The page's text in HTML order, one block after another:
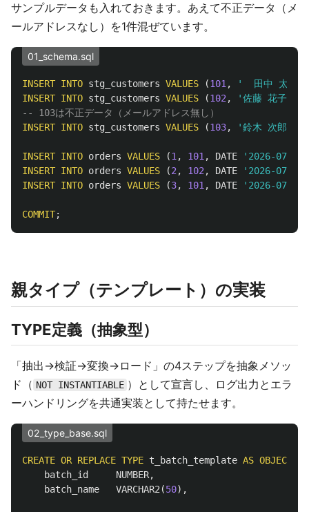
サンプルデータも入れておきます。あえて不正データ（メ
ールアドレスなし）を1件混ぜています。
01_schema.sql
INSERT INTO stg_customers VALUES (101 ,
'  田中 太郎
INSERT INTO stg_customers VALUES (102 , '佐藤 花子'
-- 103は不正データ（メールアドレス無し）
INSERT INTO stg_customers VALUES (103, '鈴木 次郎'
INSERT INTO orders VALUES (1 , 101 , DATE
'2026-07-01'
INSERT INTO orders VALUES (2 , 102 , DATE
'2026-07-01'
INSERT INTO orders VALUES (3, 101 , DATE '2026-07-01'
COMMIT;
親タイプ（テンプレート）の実装
TYPE定義（抽象型）
「抽出→検証→変換→ロード」の4ステップを抽象メソッ
ド（ NOT INSTANTIABLE ）として宣言し、ログ出力とエラ
ーハンドリングを共通実装として持たせます。
02_type_base.sql
CREATE OR REPLACE TYPE t_batch_template AS OBJECT
batch_id
NUMBER,
batch_name
VARCHAR2 (50),